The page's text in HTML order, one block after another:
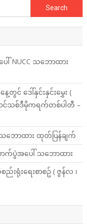
Search
for:
ေါ် NUCC သဘောထား
င် ဒေါ်နှင်းနှင်းမွှေး (
င်သစ်ဒီမိုကရက်တစ်ပါတီ –
ဘောထား ထုတ်ပြန်ချက်
ာက်ပွဲအပေါ် သဘောထား
ရုံးရေးစာစဥ် ( ဇွန်လ ၊